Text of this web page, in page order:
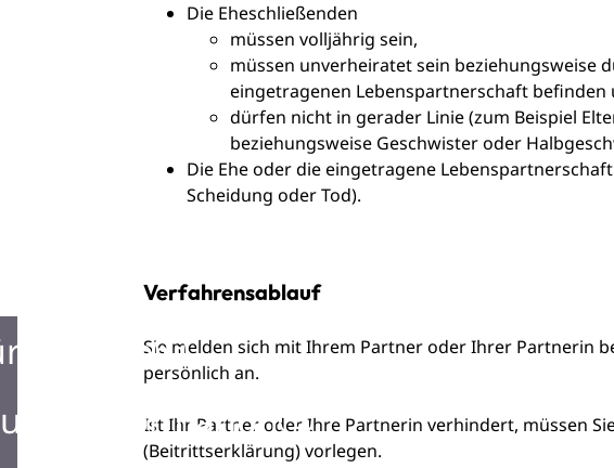
Information
Die Eheschließenden
müssen volljährig sein,
müssen unverheiratet sein beziehungsweise
eingetragenen Lebenspartnerschaft befinden
dürfen nicht in gerader Linie(zum Beispiel
beziehungsweise Geschwister oder
Die Ehe oder die eingetragene
Scheidung oder Tod).
Verfahrensablauf
Sie melden sich mit Ihrem Partner oder Ihrer Partnerin
persönlich an.
Ist Ihr Partner oder Ihre Partnerin verhindert, müssen
(Beitrittserklärung) vorlegen.